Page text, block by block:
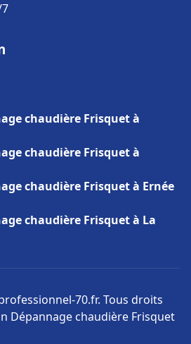
chaudière Frisquet à
chaudière Frisquet à
chaudière Frisquet à Ernée
chaudière Frisquet à La
70.fr. Tous droits
Dépannage chaudière Frisquet